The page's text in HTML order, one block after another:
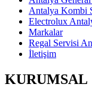
Antalya Kombi
Electrolux
Markalar
Regal Servisi
İletişim
KURUMSAL